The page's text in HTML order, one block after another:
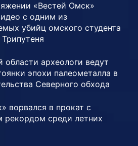
«Вестей Омск»
с одним из
убийц омского студента
области археологи ведут
эпохи палеометалла в
Северного обхода
ворвался в прокат с
рекордом среди летних